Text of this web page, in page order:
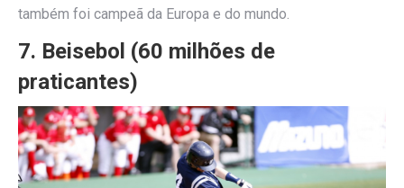
também foi campeã da Europa e do mundo.
7. Beisebol (60 milhões de
praticantes)